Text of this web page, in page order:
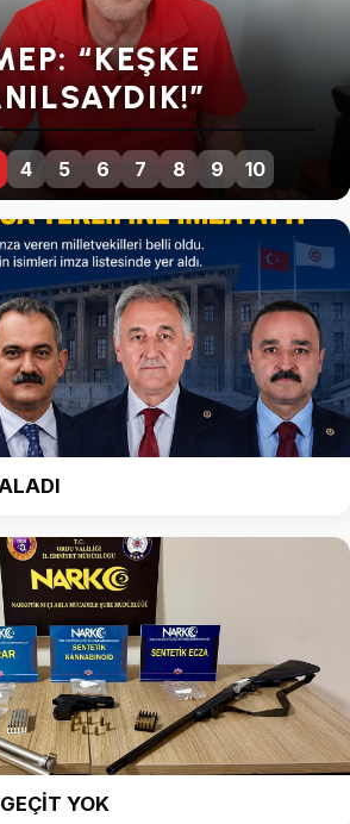
“ÜRETİCİNİN
VURULAN YENİ
DARBEDİR”
4 5 6 7 8 9 10
YOK